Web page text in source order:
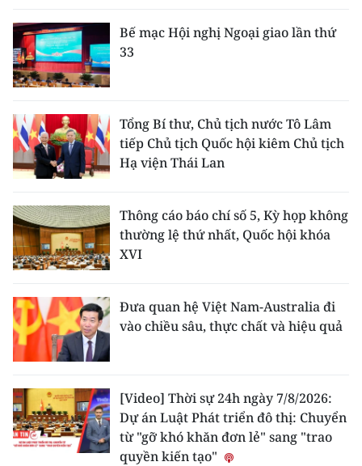
Bế mạc Hội nghị Ngoại giao lần thứ
33
Tổng Bí thư, Chủ tịch nước Tô Lâm
tiếp Chủ tịch Quốc hội kiêm Chủ tịch
Hạ viện Thái Lan
Thông cáo báo chí số 5, Kỳ họp không
thường lệ thứ nhất, Quốc hội khóa
XVI
Đưa quan hệ Việt Nam-Australia đi
vào chiều sâu, thực chất và hiệu quả
[Video] Thời sự 24h ngày 7/8/2026:
Dự án Luật Phát triển đô thị: Chuyển
từ "gỡ khó khăn đơn lẻ" sang "trao
quyền kiến tạo"